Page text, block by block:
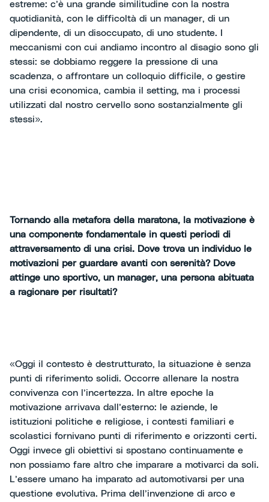
estreme: c’è una grande similitudine con la nostra
quotidianità, con le difficoltà di un manager, di un
dipendente, di un disoccupato, di uno studente. I
meccanismi con cui andiamo incontro al disagio sono gli
stessi: se dobbiamo reggere la pressione di una
scadenza, o affrontare un colloquio difficile, o gestire
una crisi economica, cambia il setting, ma i processi
utilizzati dal nostro cervello sono sostanzialmente gli
stessi».
Tornando alla metafora della maratona, la motivazione è
una componente fondamentale in questi periodi di
attraversamento di una crisi. Dove trova un individuo le
motivazioni per guardare avanti con serenità? Dove
attinge uno sportivo, un manager, una persona abituata
a ragionare per risultati?
«Oggi il contesto è destrutturato, la situazione è senza
punti di riferimento solidi. Occorre allenare la nostra
convivenza con l’incertezza. In altre epoche la
motivazione arrivava dall’esterno: le aziende, le
istituzioni politiche e religiose, i contesti familiari e
scolastici fornivano punti di riferimento e orizzonti certi.
Oggi invece gli obiettivi si spostano continuamente e
non possiamo fare altro che imparare a motivarci da soli.
L’essere umano ha imparato ad automotivarsi per una
questione evolutiva. Prima dell’invenzione di arco e